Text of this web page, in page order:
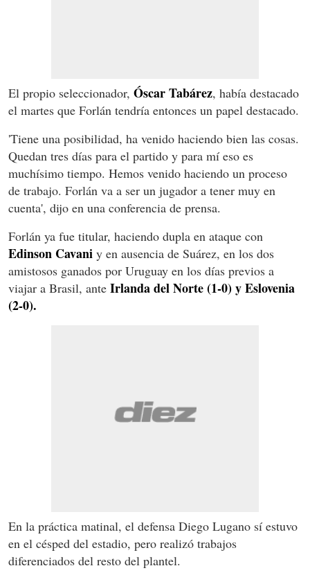
El propio seleccionador, Óscar Tabárez, había destacado
el martes que Forlán tendría entonces un papel destacado.
'Tiene una posibilidad, ha venido haciendo bien las cosas.
Quedan tres días para el partido y para mí eso es
muchísimo tiempo. Hemos venido haciendo un proceso
de trabajo. Forlán va a ser un jugador a tener muy en
cuenta', dijo en una conferencia de prensa.
Forlán ya fue titular, haciendo dupla en ataque con
Edinson Cavani y en ausencia de Suárez, en los dos
amistosos ganados por Uruguay en los días previos a
viajar a Brasil, ante Irlanda del Norte (1-0) y Eslovenia
(2-0).
En la práctica matinal, el defensa Diego Lugano sí estuvo
en el césped del estadio, pero realizó trabajos
diferenciados del resto del plantel.